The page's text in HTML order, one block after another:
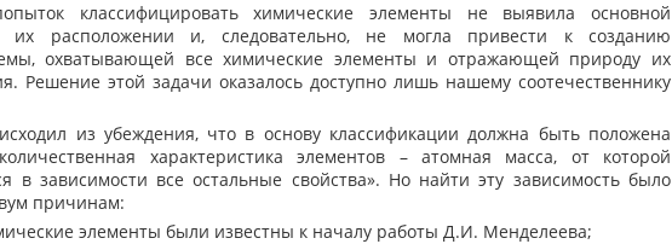
классифицировать химические элементы не выявила основной
их расположении и, следовательно, не могла привести к созданию
охватывающей все химические элементы и отражающей природу их
Решение этой задачи оказалось доступно лишь нашему соотечественнику
из убеждения, что в основу классификации должна быть положена
характеристика элементов – атомная масса, от которой
в зависимости все остальные свойства». Но найти эту зависимость было
причинам:
элементы были известны к началу работы Д.И. Менделеева;